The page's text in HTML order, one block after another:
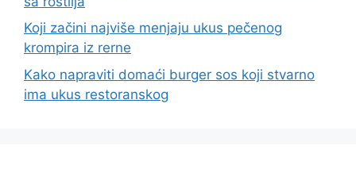
Koji začini najviše menjaju ukus pečenog
krompira iz rerne
Kako napraviti domaći burger sos koji stvarno
ima ukus restoranskog